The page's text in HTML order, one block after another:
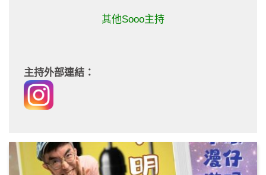
其他Sooo主持
主持外部連結：